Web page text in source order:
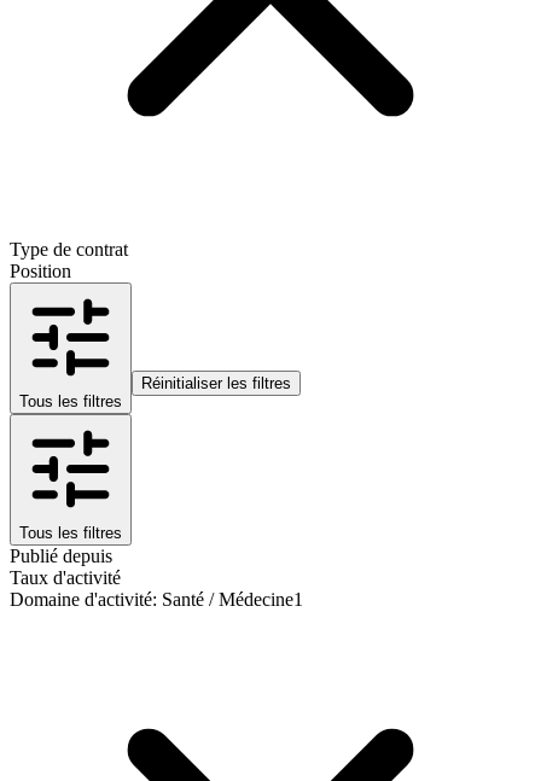
Type de contrat
Position
Tous les filtres
Réinitialiser les filtres
Tous les filtres
Publié depuis
Taux d'activité
Domaine d'activité: Santé / Médecine1